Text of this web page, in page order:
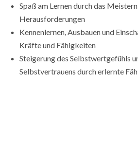
Spaß am Lernen durch das
Herausforderungen
Kennenlernen, Ausbauen und
Kräfte und Fähigkeiten
Steigerung des Selbstwertgefühls
Selbstvertrauens durch erlernte